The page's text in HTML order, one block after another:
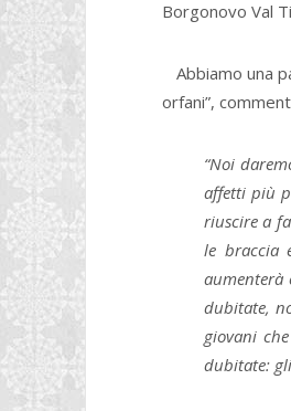
Borgonovo Val
Abbiamo una
orfani”,
“Noi
affetti più
riuscire a
le braccia
dubitate,
giovani
dubitate: